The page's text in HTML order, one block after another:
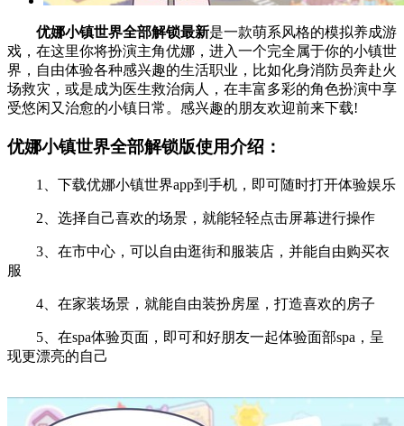
优娜小镇世界全部解锁最新是一款萌系风格的模拟养成游
戏，在这里你将扮演主角优娜，进入一个完全属于你的小镇世
界，自由体验各种感兴趣的生活职业，比如化身消防员奔赴火
场救灾，或是成为医生救治病人，在丰富多彩的角色扮演中享
受悠闲又治愈的小镇日常。感兴趣的朋友欢迎前来下载!
优娜小镇世界全部解锁版使用介绍：
1、下载优娜小镇世界app到手机，即可随时打开体验娱乐
2、选择自己喜欢的场景，就能轻轻点击屏幕进行操作
3、在市中心，可以自由逛街和服装店，并能自由购买衣
服
4、在家装场景，就能自由装扮房屋，打造喜欢的房子
5、在spa体验页面，即可和好朋友一起体验面部spa，呈
现更漂亮的自己